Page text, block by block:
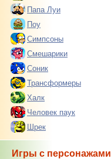
Папа Луи
Поу
Симпсоны
Смешарики
Соник
Трансформеры
Халк
Человек паук
Шрек
Игры с персонажами